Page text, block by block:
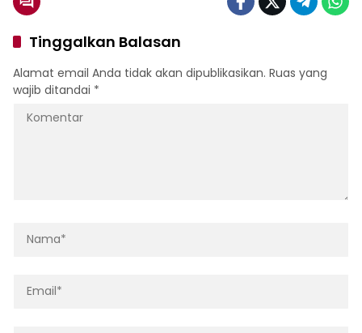
Tinggalkan Balasan
Alamat email Anda tidak akan dipublikasikan. Ruas yang
wajib ditandai *